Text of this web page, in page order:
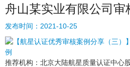
舟山某实业有限公司审
发布时间： 2021-10-25
推荐机构：北京大陆航星质量认证中心